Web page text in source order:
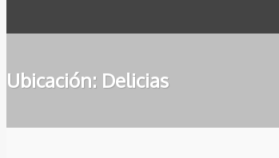
Ubicación: Delicias